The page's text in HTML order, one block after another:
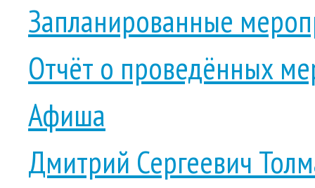
Запланированные
Отчёт о проведённых
Афиша
Дмитрий Сергеевич